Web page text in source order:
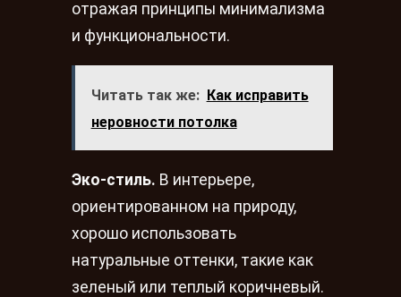
отражая принципы минимализма
и функциональности.
Читать так же: Как исправить
неровности потолка
Эко-стиль. В интерьере,
ориентированном на природу,
хорошо использовать
натуральные оттенки, такие как
зеленый или теплый коричневый.